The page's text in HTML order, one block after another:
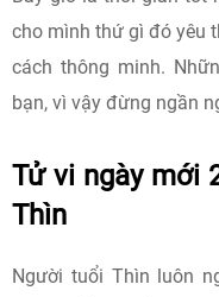
cho mình thứ gì đó yêu
cách thông minh.
bạn, vì vậy đừng ngần
Tử vi ngày mới
Thìn
Người tuổi Thìn luôn